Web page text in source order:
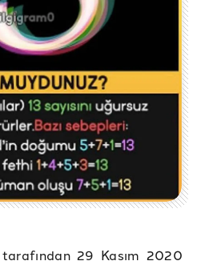
29 Kasım 2020